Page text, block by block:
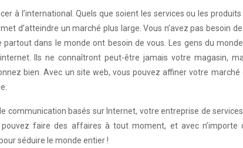
à l’international. Quels que soient les services ou les
d’atteindre un marché plus large. Vous n’avez pas besoin
dans le monde ont besoin de vous. Les gens du
Ils ne connaîtront peut-être jamais votre magasin,
bien. Avec un site web, vous pouvez affiner votre marché
communication basés sur Internet, votre entreprise de
pouvez faire des affaires à tout moment, et avec n’importe
séduire le monde entier !